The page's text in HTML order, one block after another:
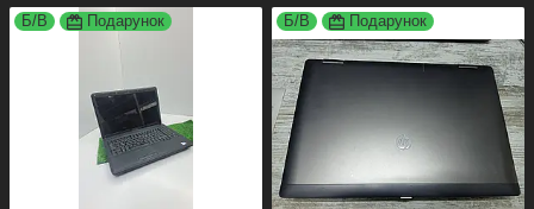
Б/В Подарунок Б/В Подарунок